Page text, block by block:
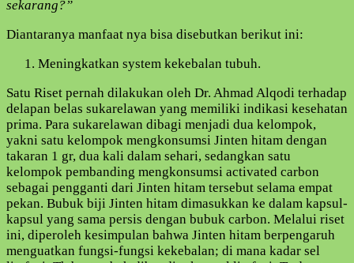
sekarang?”
Diantaranya manfaat nya bisa disebutkan berikut ini:
Meningkatkan system kekebalan tubuh.
Satu Riset pernah dilakukan oleh Dr. Ahmad Alqodi terhadap
delapan belas sukarelawan yang memiliki indikasi kesehatan
prima. Para sukarelawan dibagi menjadi dua kelompok,
yakni satu kelompok mengkonsumsi Jinten hitam dengan
takaran 1 gr, dua kali dalam sehari, sedangkan satu
kelompok pembanding mengkonsumsi activated carbon
sebagai pengganti dari Jinten hitam tersebut selama empat
pekan. Bubuk biji Jinten hitam dimasukkan ke dalam kapsul-
kapsul yang sama persis dengan bubuk carbon. Melalui riset
ini, diperoleh kesimpulan bahwa Jinten hitam berpengaruh
menguatkan fungsi-fungsi kekebalan; di mana kadar sel